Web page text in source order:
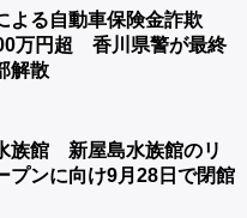
よる自動車保険金詐欺
万円超 香川県警が最終
解散
族館 新屋島水族館のリ
プンに向け9月28日で閉館